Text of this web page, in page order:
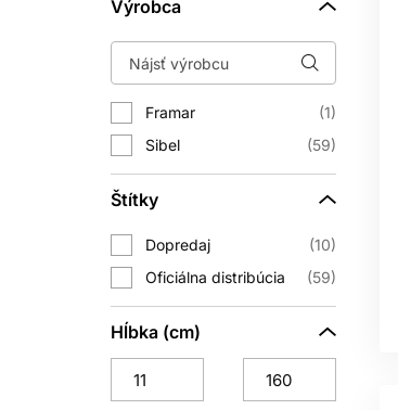
Výrobca
Framar
1
Sibel
59
Štítky
Dopredaj
10
Oficiálna distribúcia
59
Hĺbka (cm)